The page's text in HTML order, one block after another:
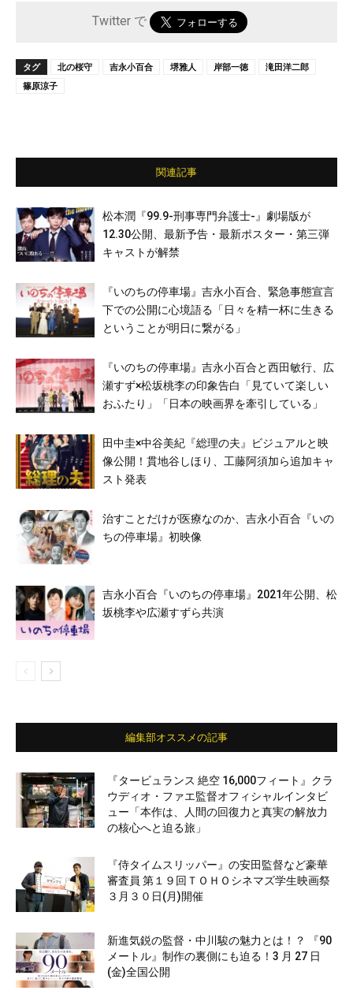
Twitter で
タグ 北の桜守 吉永小百合 堺雅人 岸部一徳
滝田洋二郎
篠原涼子
関連記事
松本潤『99.9-刑事専門弁護士-』劇場版が
12.30公開、最新予告・最新ポスター・第三弾
キャストが解禁
『いのちの停車場』吉永小百合、緊急事態宣言
下での公開に心境語る「日々を精一杯に生きる
ということが明日に繋がる」
『いのちの停車場』吉永小百合と西田敏行、広
瀬すず×松坂桃李の印象告白「見ていて楽しい
おふたり」「日本の映画界を牽引している」
田中圭×中谷美紀『総理の夫』ビジュアルと映
像公開！貫地谷しほり、工藤阿須加ら追加キャ
スト発表
治すことだけが医療なのか、吉永小百合『いの
ちの停車場』初映像
吉永小百合『いのちの停車場』2021年公開、松
坂桃李や広瀬すずら共演
編集部オススメの記事
『タービュランス 絶空 16,000フィート』クラ
ウディオ・ファエ監督オフィシャルインタビ
ュー「本作は、人間の回復力と真実の解放力
の核心へと迫る旅」
『侍タイムスリッパー』の安田監督など豪華
審査員 第１９回ＴＯＨＯシネマズ学生映画祭
３月３０日(月)開催
新進気鋭の監督・中川駿の魅力とは！？ 『90
メートル』制作の裏側にも迫る！3 月 27 日
(金)全国公開